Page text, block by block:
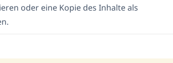
oder eine Kopie des Inhalte als